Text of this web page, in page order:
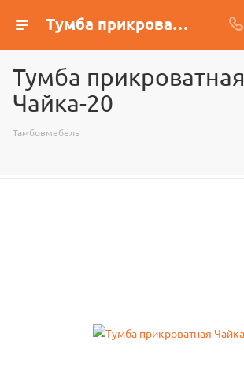
Тумба прикроватная Чайка-20
Тумба прикроватная
Чайка-20
Тамбовмебель